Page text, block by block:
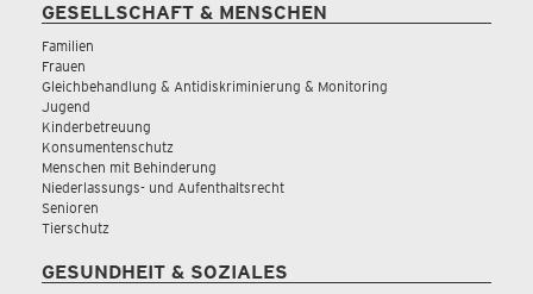
GESELLSCHAFT & MENSCHEN
Familien
Frauen
Gleichbehandlung & Antidiskriminierung & Monitoring
Jugend
Kinderbetreuung
Konsumentenschutz
Menschen mit Behinderung
Niederlassungs- und Aufenthaltsrecht
Senioren
Tierschutz
GESUNDHEIT & SOZIALES